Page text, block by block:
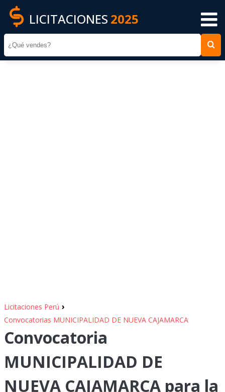
LICITACIONES 2025
Licitaciones Perú ›
Convocatorias MUNICIPALIDAD DE NUEVA CAJAMARCA
Convocatoria
MUNICIPALIDAD DE
NUEVA CAJAMARCA para la